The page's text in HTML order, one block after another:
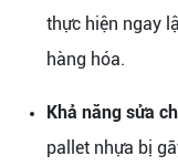
thực hiện ngay
hàng hóa.
Khả năng sửa
pallet nhựa bị